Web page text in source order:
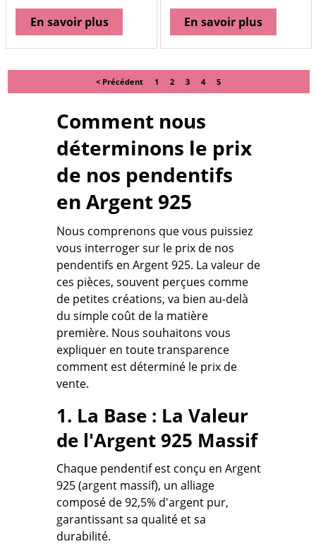
En savoir plus En savoir plus
< Précédent 1 2 3 4 5
Comment nous
déterminons le prix
de nos pendentifs
en Argent 925
Nous comprenons que vous puissiez
vous interroger sur le prix de nos
pendentifs en Argent 925. La valeur de
ces pièces, souvent perçues comme
de petites créations, va bien au-delà
du simple coût de la matière
première. Nous souhaitons vous
expliquer en toute transparence
comment est déterminé le prix de
vente.
1. La Base : La Valeur
de l'Argent 925 Massif
Chaque pendentif est conçu en Argent
925 (argent massif), un alliage
composé de92,5% d'argent pur,
garantissant sa qualité et sa
durabilité.